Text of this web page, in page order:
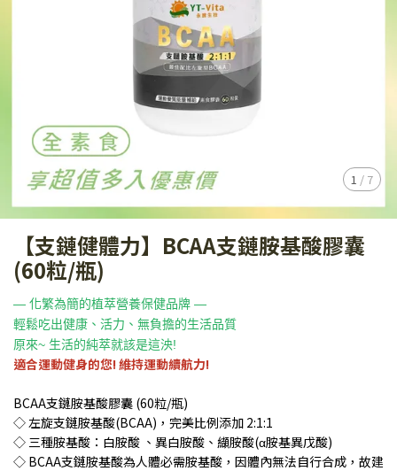
1 / 7
【支鏈健體力】BCAA支鏈胺基酸膠囊
(60粒/瓶)
— 化繁為簡的植萃營養保健品牌 —
輕鬆吃出健康、活力、無負擔的生活品質
原來~ 生活的純萃就該是這泱!
適合運動健身的您! 維持運動續航力!
BCAA支鏈胺基酸膠囊 (60粒/瓶)
◇ 左旋支鏈胺基酸(BCAA)，完美比例添加 2:1:1
◇ 三種胺基酸：白胺酸 、異白胺酸、纈胺酸(α胺基異戊酸)
◇ BCAA支鏈胺基酸為人體必需胺基酸，因體內無法自行合成，故建